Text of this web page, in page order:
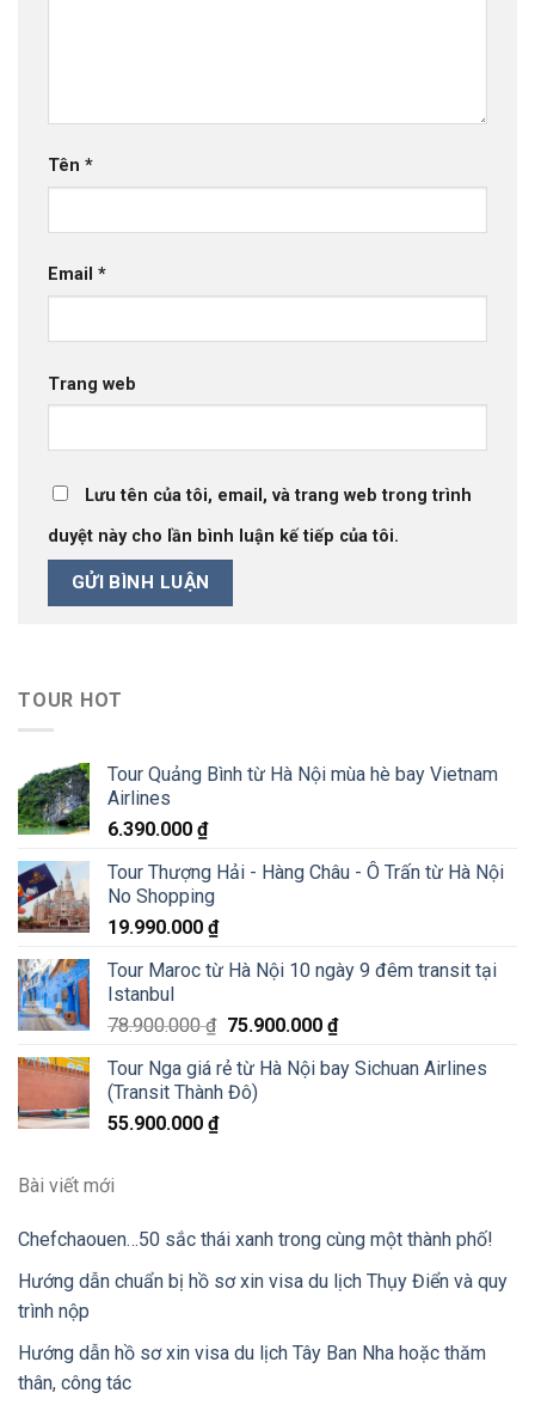
Tên *
Email *
Trang web
Lưu tên của tôi, email, và trang web trong trình
duyệt này cho lần bình luận kế tiếp của tôi.
TOUR HOT
Tour Quảng Bình từ Hà Nội mùa hè bay Vietnam
Airlines
6.390.000 ₫
Tour Thượng Hải - Hàng Châu - Ô Trấn từ Hà Nội
No Shopping
19.990.000 ₫
Tour Maroc từ Hà Nội 10 ngày 9 đêm transit tại
Istanbul
78.900.000₫ 75.900.000 ₫
Tour Nga giá rẻ từ Hà Nội bay Sichuan Airlines
(Transit Thành Đô)
55.900.000 ₫
Bài viết mới
Chefchaouen…50 sắc thái xanh trong cùng một thành phố!
Hướng dẫn chuẩn bị hồ sơ xin visa du lịch Thụy Điển và quy
trình nộp
Hướng dẫn hồ sơ xin visa du lịch Tây Ban Nha hoặc thăm
thân, công tác